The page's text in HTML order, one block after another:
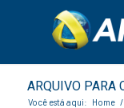
ARQUIVO PARA
Você está aqui: Home /